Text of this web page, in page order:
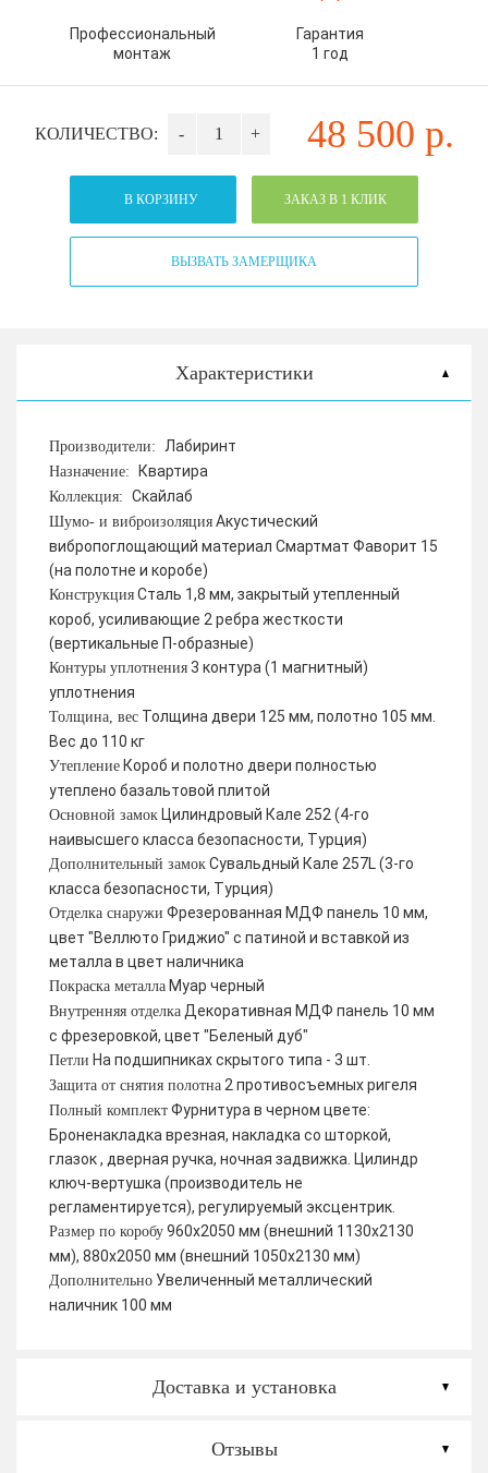
Профессиональный
монтаж
Гарантия
1 год
КОЛИЧЕСТВО: - + 48 500 р.
В КОРЗИНУ ЗАКАЗ В 1 КЛИК
ВЫЗВАТЬ ЗАМЕРЩИКА
Характеристики
Производители: Лабиринт
Назначение: Квартира
Коллекция: Скайлаб
Шумо- и виброизоляция Акустический
вибропоглощающий материал Смартмат Фаворит 15
(на полотне и коробе)
Конструкция Сталь 1,8 мм, закрытый утепленный
короб, усиливающие 2 ребра жесткости
(вертикальные П-образные)
Контуры уплотнения 3 контура (1 магнитный)
уплотнения
Толщина, вес Толщина двери 125 мм, полотно 105 мм.
Вес до 110 кг
Утепление Короб и полотно двери полностью
утеплено базальтовой плитой
Основной замок Цилиндровый Кале 252 (4-го
наивысшего класса безопасности, Турция)
Дополнительный замок Сувальдный Кале 257L (3-го
класса безопасности, Турция)
Отделка снаружи Фрезерованная МДФ панель 10 мм,
цвет "Веллюто Гриджио" с патиной и вставкой из
металла в цвет наличника
Покраска металла Муар черный
Внутренняя отделка Декоративная МДФ панель 10 мм
с фрезеровкой, цвет "Беленый дуб"
Петли На подшипниках скрытого типа - 3 шт.
Защита от снятия полотна 2 противосъемных ригеля
Полный комплект Фурнитура в черном цвете:
Броненакладка врезная, накладка со шторкой,
глазок , дверная ручка, ночная задвижка. Цилиндр
ключ-вертушка (производитель не
регламентируется), регулируемый эксцентрик.
Размер по коробу 960х2050 мм (внешний 1130х2130
мм), 880х2050 мм (внешний 1050х2130 мм)
Дополнительно Увеличенный металлический
наличник 100 мм
Доставка и установка
Отзывы